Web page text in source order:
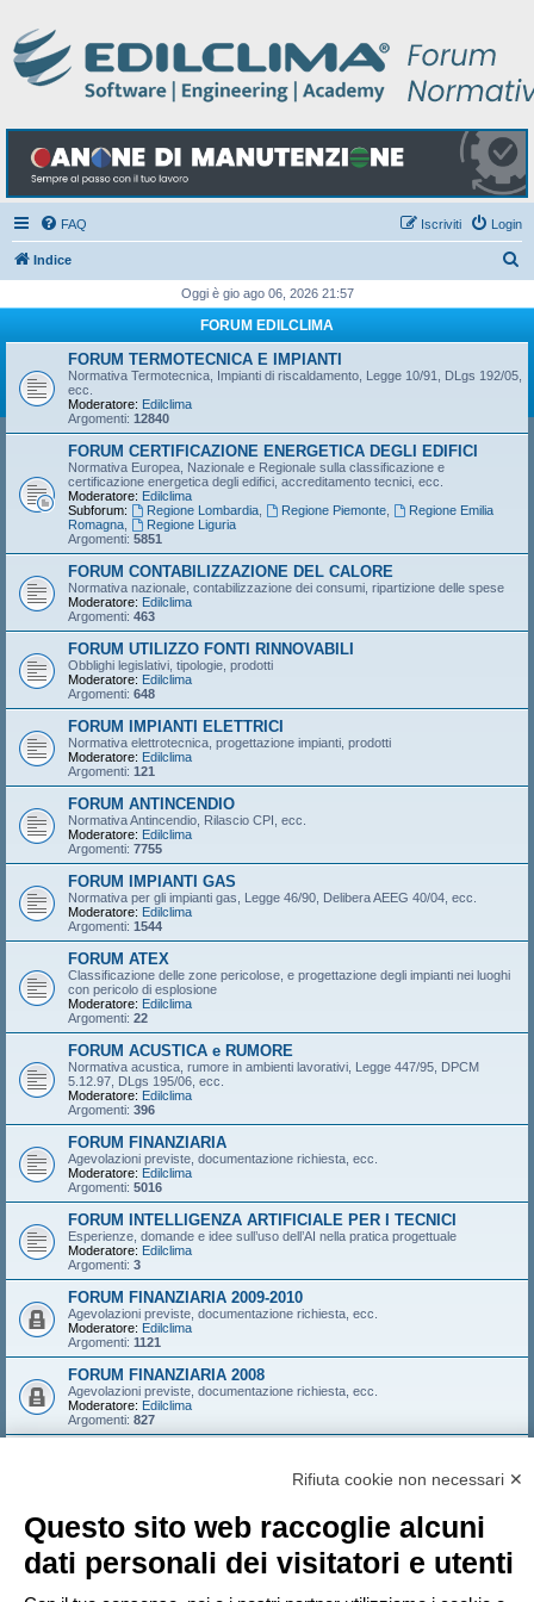
FAQ Login
Iscriviti
Indice
c
Oggi è gio ago 06, 2026 21:57
FORUM EDILCLIMA
FORUM TERMOTECNICA E IMPIANTI
Normativa Termotecnica, Impianti di riscaldamento, Legge 10/91, DLgs 192/05,
ecc.
Moderatore: Edilclima
Argomenti: 12840
FORUM CERTIFICAZIONE ENERGETICA DEGLI EDIFICI
Normativa Europea, Nazionale e Regionale sulla classificazione e
certificazione energetica degli edifici, accreditamento tecnici, ecc.
Moderatore: Edilclima
Subforum:
Regione Lombardia, Regione Piemonte,
Regione Emilia
Romagna
Regione Liguria
Argomenti: 5851
FORUM CONTABILIZZAZIONE DEL CALORE
Normativa nazionale, contabilizzazione dei consumi, ripartizione delle spese
Moderatore: Edilclima
Argomenti: 463
FORUM UTILIZZO FONTI RINNOVABILI
Obblighi legislativi, tipologie, prodotti
Moderatore: Edilclima
Argomenti: 648
FORUM IMPIANTI ELETTRICI
Normativa elettrotecnica, progettazione impianti, prodotti
Moderatore: Edilclima
Argomenti: 121
FORUM ANTINCENDIO
Normativa Antincendio, Rilascio CPI, ecc.
Moderatore: Edilclima
Argomenti: 7755
FORUM IMPIANTI GAS
Normativa per gli impianti gas, Legge 46/90, Delibera AEEG 40/04, ecc.
Moderatore: Edilclima
Argomenti: 1544
FORUM ATEX
Classificazione delle zone pericolose, e progettazione degli impianti nei luoghi
con pericolo di esplosione
Moderatore: Edilclima
Argomenti: 22
FORUM ACUSTICA e RUMORE
Normativa acustica, rumore in ambienti lavorativi, Legge 447/95, DPCM
5.12.97, DLgs 195/06, ecc.
Moderatore: Edilclima
Argomenti: 396
FORUM FINANZIARIA
Agevolazioni previste, documentazione richiesta, ecc.
Moderatore: Edilclima
Argomenti: 5016
FORUM INTELLIGENZA ARTIFICIALE PER I TECNICI
Esperienze, domande e idee sull’uso dell’AI nella pratica progettuale
Moderatore: Edilclima
Argomenti: 3
FORUM FINANZIARIA 2009-2010
Agevolazioni previste, documentazione richiesta, ecc.
Moderatore: Edilclima
Argomenti: 1121
FORUM FINANZIARIA 2008
Agevolazioni previste, documentazione richiesta, ecc.
Moderatore: Edilclima
Argomenti: 827
LOGIN
ISCRIVITI
Nome utente:
Rifiuta cookie non necessari ✕
Questo sito web raccoglie alcuni
dati personali dei visitatori e utenti